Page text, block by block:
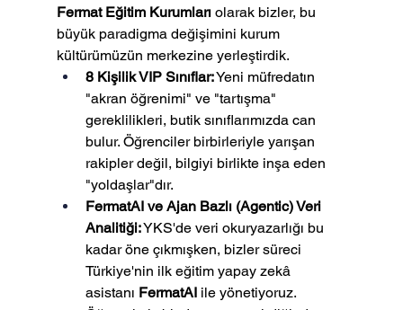
Fermat Eğitim Kurumları olarak bizler, bu
büyük paradigma değişimini kurum
kültürümüzün merkezine yerleştirdik.
8 Kişilik VIP Sınıflar: Yeni müfredatın
"akran öğrenimi" ve "tartışma"
gereklilikleri, butik sınıflarımızda can
bulur. Öğrenciler birbirleriyle yarışan
rakipler değil, bilgiyi birlikte inşa eden
"yoldaşlar"dır.
FermatAI ve Ajan Bazlı (Agentic) Veri
Analitiği: YKS'de veri okuryazarlığı bu
kadar öne çıkmışken, bizler süreci
Türkiye'nin ilk eğitim yapay zekâ
asistanı FermatAI ile yönetiyoruz.